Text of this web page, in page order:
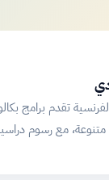
تقدم برامج
مع رسوم دراسية